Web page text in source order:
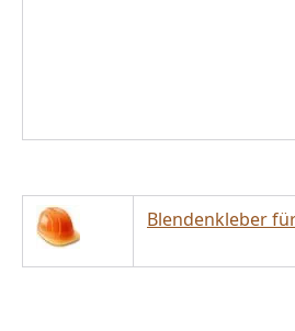
Blendenkleber